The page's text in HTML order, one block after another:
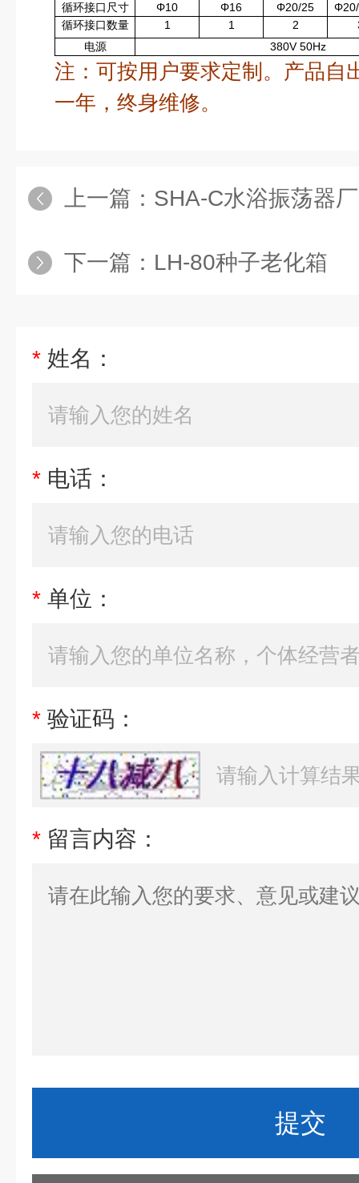
循环接口尺寸
Φ10 Φ16 Φ20/25
循环接口数量
1 1 2
电源
380V 50Hz
注：可按用户要求定制。产品自
一年，终身维修。
上一篇： SHA-C水浴振荡器
下一篇： LH-80种子老化箱
* 姓名：
* 电话：
* 单位：
* 验证码：
* 留言内容：